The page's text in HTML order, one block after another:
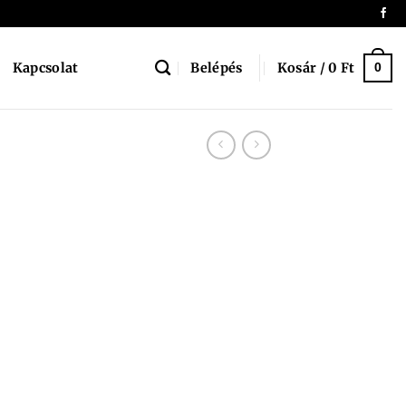
Kapcsolat Belépés Kosár /0 Ft 0